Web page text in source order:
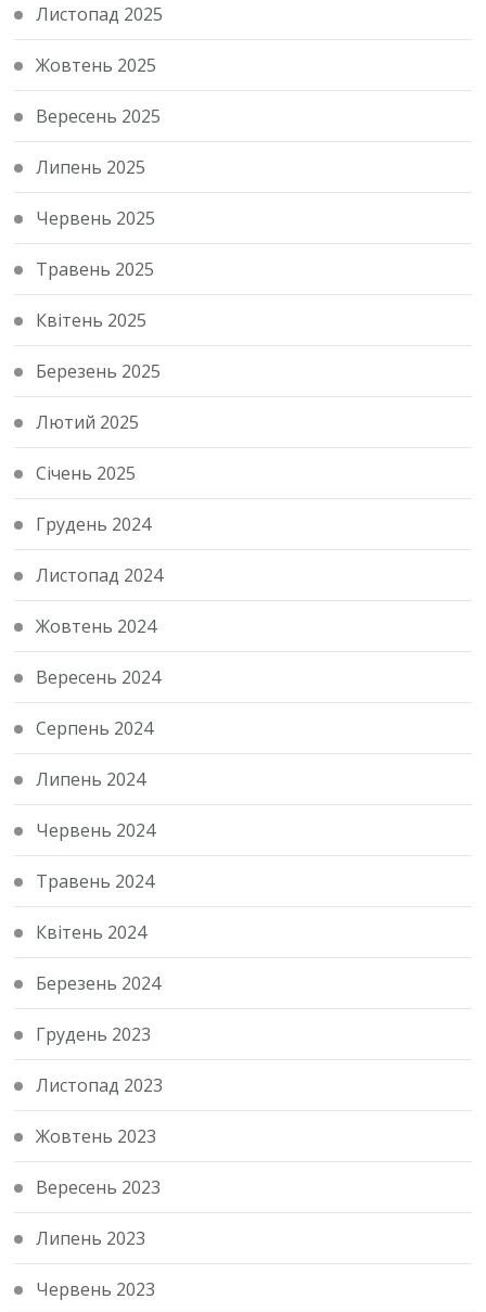
Листопад 2025
Жовтень 2025
Вересень 2025
Липень 2025
Червень 2025
Травень 2025
Квітень 2025
Березень 2025
Лютий 2025
Січень 2025
Грудень 2024
Листопад 2024
Жовтень 2024
Вересень 2024
Серпень 2024
Липень 2024
Червень 2024
Травень 2024
Квітень 2024
Березень 2024
Грудень 2023
Листопад 2023
Жовтень 2023
Вересень 2023
Липень 2023
Червень 2023